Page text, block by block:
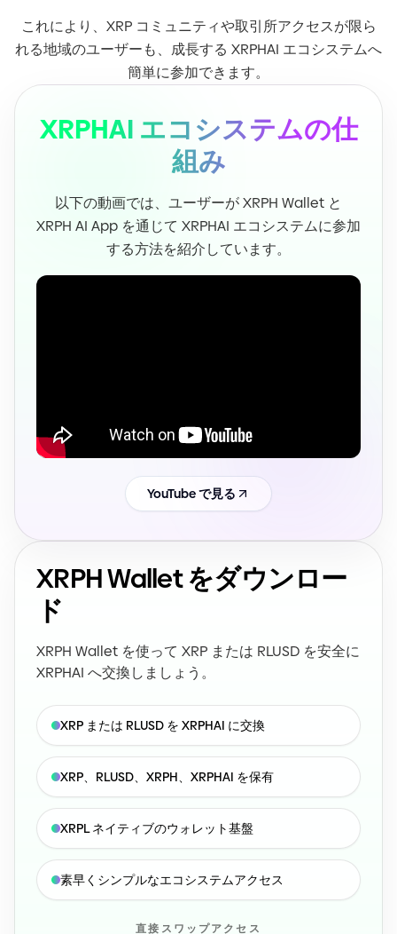
これにより、XRP コミュニティや取引所アクセスが限ら
れる地域のユーザーも、成長する XRPHAI エコシステムへ
簡単に参加できます。
XRPHAI エコシステムの仕
組み
以下の動画では、ユーザーが XRPH Wallet と
XRPH AI App を通じて XRPHAI エコシステムに参加
する方法を紹介しています。
YouTube で見る
XRPH Wallet をダウンロー
ド
XRPH Wallet を使って XRP または RLUSD を安全に
XRPHAI へ交換しましょう。
XRP または RLUSD を XRPHAI に交換
XRP、RLUSD、XRPH、XRPHAI を保有
XRPL ネイティブのウォレット基盤
素早くシンプルなエコシステムアクセス
直接スワップアクセス